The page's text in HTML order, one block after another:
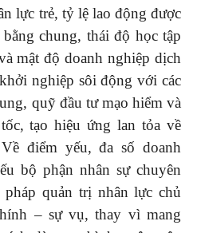
lực trẻ, tỷ lệ lao động được
chung, thái độ học tập
mật độ doanh nghiệp dịch
nghiệp sôi động với các
quỹ đầu tư mạo hiểm và
tạo hiệu ứng lan tỏa về
điểm yếu, đa số doanh
bộ phận nhân sự chuyên
pháp quản trị nhân lực chủ
– sự vụ, thay vì mang